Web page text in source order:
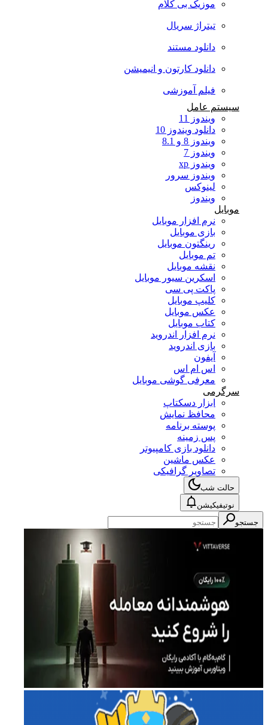
موزیک بی کلام
تیتراژ سریال
دانلود مستند
دانلود کارتون و انیمیشن
فیلم آموزشی
سیستم عامل
ویندوز 11
دانلود ویندوز 10
ویندوز 8 و 8.1
ویندوز 7
ویندوز xp
ویندوز سرور
لینوکس
ویندوز
موبایل
نرم افزار موبایل
بازی موبایل
رینگتون موبایل
تم موبایل
نقشه موبایل
اسکرین سیور موبایل
پاکت پی سی
کلیپ موبایل
عکس موبایل
کتاب موبایل
نرم افزار اندروید
بازی اندروید
آیفون
اس ام اس
معرفی گوشی موبایل
سرگرمی
ابزار دسکتاپ
محافظ نمایش
پوسته برنامه
پس زمینه
دانلود بازی کامپیوتر
عکس ماشین
تصاویر گرافیکی
حالت شب
نوتیفیکیشن
جستجو